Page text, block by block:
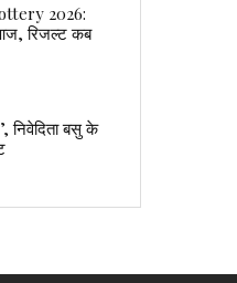
2026:
रिजल्ट कब
निवेदिता बसु के